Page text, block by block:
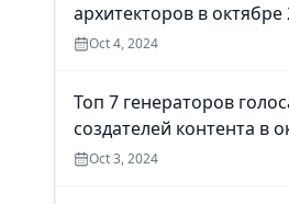
архитекторов в октябре
Oct 4, 2024
Топ 7 генераторов
создателей контента в
Oct 3, 2024